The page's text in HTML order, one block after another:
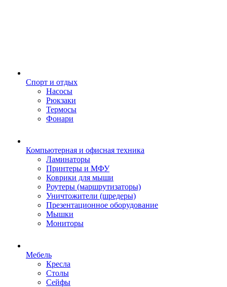
Спорт и отдых
Насосы
Рюкзаки
Термосы
Фонари
Компьютерная и офисная техника
Ламинаторы
Принтеры и МФУ
Коврики для мыши
Роутеры (маршрутизаторы)
Уничтожители (шредеры)
Презентационное оборудование
Мышки
Мониторы
Мебель
Кресла
Столы
Сейфы